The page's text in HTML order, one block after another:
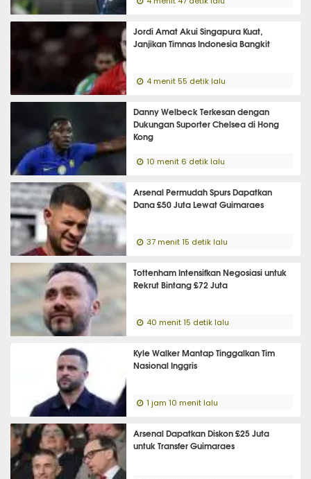
Jordi Amat Akui Singapura Kuat,
Janjikan Timnas Indonesia Bangkit
4 menit 55 detik lalu
Danny Welbeck Terkesan dengan
Dukungan Suporter Chelsea di Hong
Kong
10 menit 6 detik lalu
Arsenal Permudah Spurs Dapatkan
Dana £50 Juta Lewat Guimaraes
37 menit 15 detik lalu
Tottenham Intensifkan Negosiasi untuk
Rekrut Bintang £72 Juta
40 menit 15 detik lalu
Kyle Walker Mantap Tinggalkan Tim
Nasional Inggris
1 jam 10 menit lalu
Arsenal Dapatkan Diskon £25 Juta
untuk Transfer Guimaraes